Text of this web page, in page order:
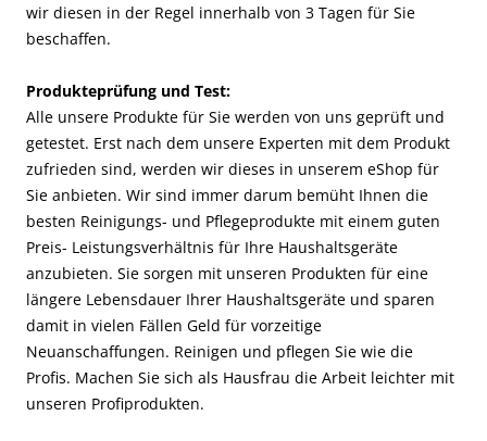
wir diesen in der Regel innerhalb von 3 Tagen für Sie
beschaffen.
Produkteprüfung und Test:
Alle unsere Produkte für Sie werden von uns geprüft und
getestet. Erst nach dem unsere Experten mit dem Produkt
zufrieden sind, werden wir dieses in unserem eShop für
Sie anbieten. Wir sind immer darum bemüht Ihnen die
besten Reinigungs- und Pflegeprodukte mit einem guten
Preis- Leistungsverhältnis für Ihre Haushaltsgeräte
anzubieten. Sie sorgen mit unseren Produkten für eine
längere Lebensdauer Ihrer Haushaltsgeräte und sparen
damit in vielen Fällen Geld für vorzeitige
Neuanschaffungen. Reinigen und pflegen Sie wie die
Profis. Machen Sie sich als Hausfrau die Arbeit leichter mit
unseren Profiprodukten.